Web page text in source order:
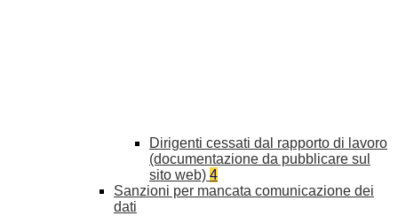
Dirigenti cessati dal rapporto di lavoro
(documentazione da pubblicare sul
sito web) 4
Sanzioni per mancata comunicazione dei
dati